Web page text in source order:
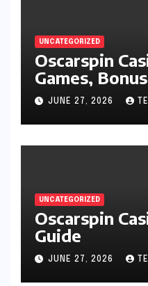
UNCATEGORIZED
Oscarspin
Games,
JUNE 27, 2026
UNCATEGORIZED
Oscarspin
Guide
JUNE 27, 2026